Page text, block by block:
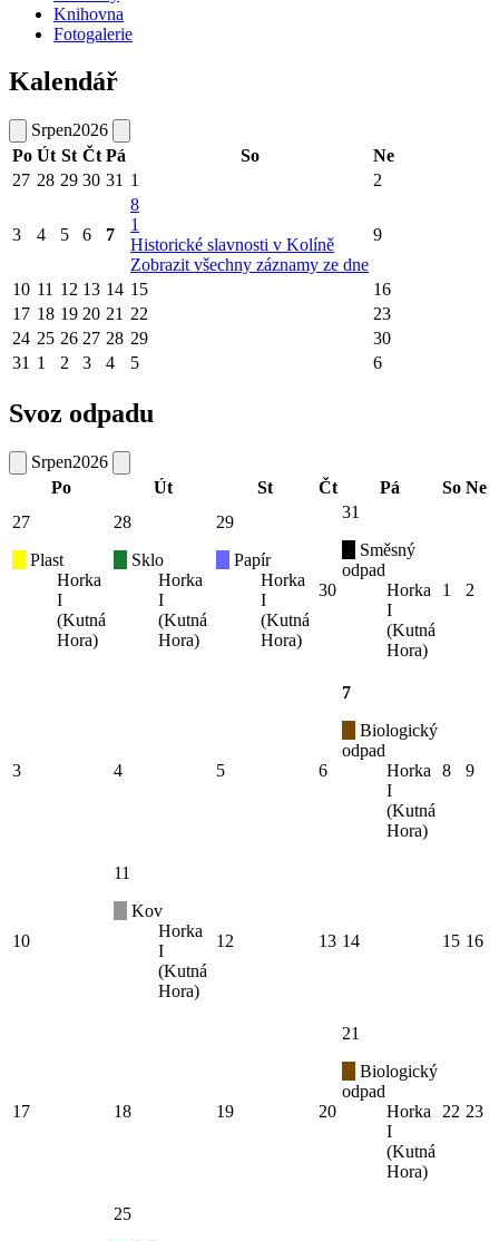
Knihovna
Fotogalerie
Kalendář
Srpen2026
Po Út St Čt Pá So
Ne
27 28 29 30 31 1 2
3 4 5 6 7
8
1
Historické slavnosti v Kolíně
Zobrazit všechny záznamy ze dne
9
10 11 12 13 14 15
16
17 18 19 20 21 22
23
24 25 26 27 28 29
30
31 1 2 3 4 5 6
Svoz odpadu
Srpen2026
Po
Út St Čt Pá So Ne
27
Plast
Horka
I
(Kutná
Hora)
28
Sklo
Horka
I
(Kutná
Hora)
29
Papír
Horka
I
(Kutná
Hora)
30
31
Směsný
odpad
Horka
I
(Kutná
Hora)
1 2
3 4 5 6
7
Biologický
odpad
Horka
I
(Kutná
Hora)
8 9
10
11
Kov
Horka
I
(Kutná
Hora)
12 13 14 15 16
17 18 19 20
21
Biologický
odpad
Horka
I
(Kutná
Hora)
22 23
25